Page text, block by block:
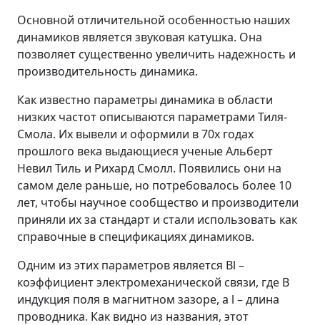
Основной отличительной особенностью наших
динамиков является звуковая катушка. Она
позволяет существенно увеличить надежность и
производительность динамика.
Как известно параметры динамика в области
низких частот описываются параметрами Тиля-
Смола. Их вывели и оформили в 70х годах
прошлого века выдающиеся ученые Альберт
Невил Тиль и Рихард Смолл. Появились они на
самом деле раньше, но потребовалось более 10
лет, чтобы научное сообщество и производители
приняли их за стандарт и стали использовать как
справочные в спецификациях динамиков.
Одним из этих параметров является Bl –
коэффициент электромеханической связи, где B
индукция поля в магнитном зазоре, а l – длина
проводника. Как видно из названия, этот